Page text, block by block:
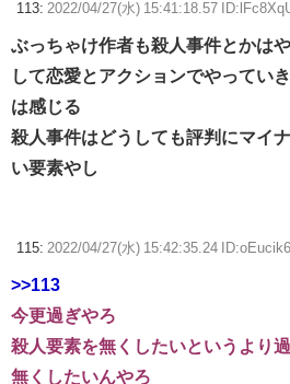
113: 2022/04/27(水) 15:41:18.57
ぶっちゃけ作者も殺人事件とかは
して恋愛とアクションでやってい
は感じる
殺人事件はどうしても評判にマイ
い要素やし
115: 2022/04/27(水) 15:42:35.24
>>113
今更過ぎやろ
殺人要素を無くしたいというより
無くしたいんやろ